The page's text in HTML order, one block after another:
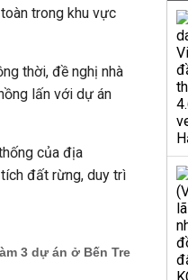
trong khu vực
thời, đề nghị nhà
lấn với dự án
của địa
đất rừng, duy trì